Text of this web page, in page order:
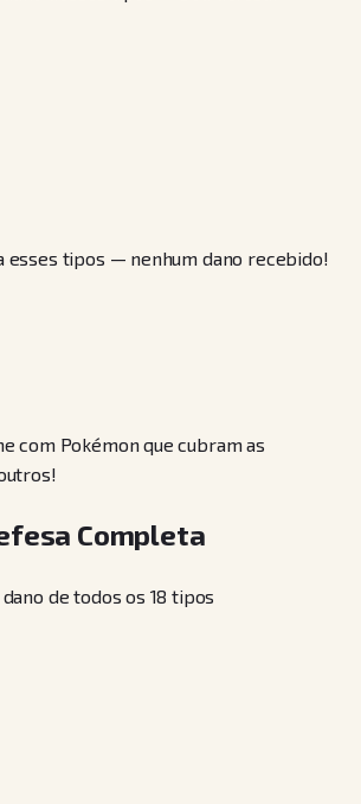
esses tipos — nenhum dano recebido!
com Pokémon que cubram as
Completa
de todos os 18 tipos